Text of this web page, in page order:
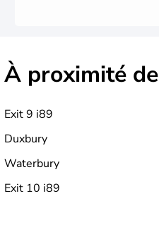
À proximité de
Exit 9 i89
Duxbury
Waterbury
Exit 10 i89